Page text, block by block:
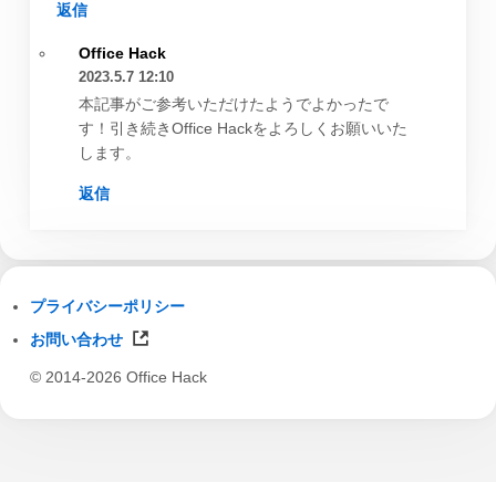
返信
Office Hack
2023.5.7 12:10
本記事がご参考いただけたようでよかったで
す！引き続きOffice Hackをよろしくお願いいた
します。
返信
プライバシーポリシー
お問い合わせ
© 2014-2026 Office Hack